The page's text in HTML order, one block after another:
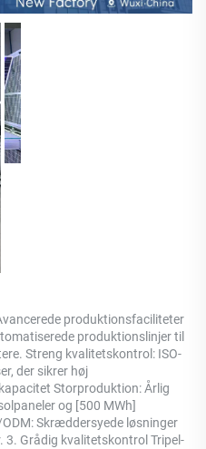
produktionsfaciliteter
produktionslinjer til
Streng kvalitetskontrol: ISO-
der sikrer høj
Storproduktion: Årlig
og [500 MWh]
Skræddersyede løsninger
Grådig kvalitetskontrol Tripel-